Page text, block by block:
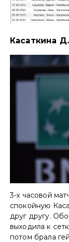
Касаткина Д.
3-х часовой
спокойную
друг другу.
выходила к
потом брала